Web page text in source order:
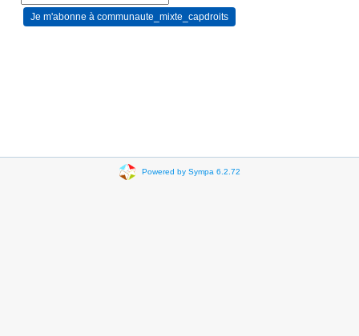
Powered by Sympa 6.2.72